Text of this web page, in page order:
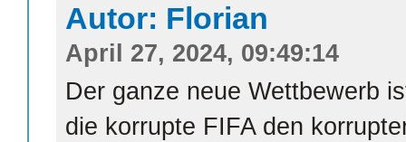
Autor: Florian
April 27, 2024, 09:49:14
Der ganze neue Wettbewerb
die korrupte FIFA den